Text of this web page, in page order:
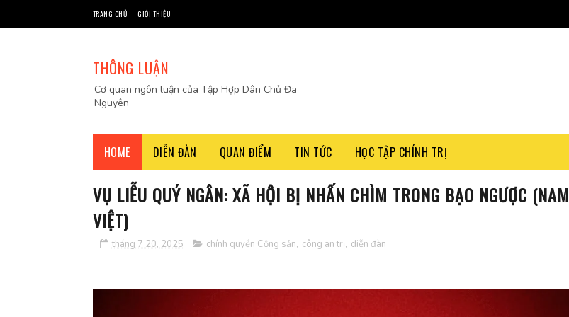
TRANG CHỦ GIỚI THIỆU
THÔNG LUẬN
Cơ quan ngôn luận của Tập Hợp Dân Chủ Đa
Nguyên
HOME DIỄN ĐÀN QUAN ĐIỂM TIN TỨC HỌC TẬP CHÍNH TRỊ
VỤ LIỄU QUÝ NGÂN: XÃ HỘI BỊ NHẤN CHÌM TRONG BẠO NGƯỢC (NAM
VIỆT)
tháng 7 20, 2025 chính quyền Cộng sản, công an trị, diễn đàn